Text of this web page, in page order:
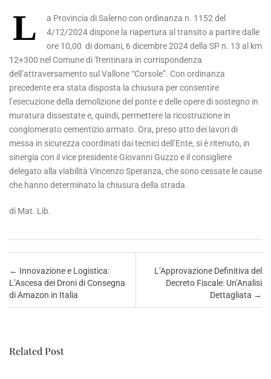
L
a Provincia di Salerno con ordinanza n. 1152 del
4/12/2024 dispone la riapertura al transito a partire dalle
ore 10,00 di domani, 6 dicembre 2024 della SP n. 13 al km
12+300 nel Comune di Trentinara in corrispondenza
dell’attraversamento sul Vallone “Corsole”. Con ordinanza
precedente era stata disposta la chiusura per consentire
l’esecuzione della demolizione del ponte e delle opere di sostegno in
muratura dissestate e, quindi, permettere la ricostruzione in
conglomerato cementizio armato. Ora, preso atto dei lavori di
messa in sicurezza coordinati dai tecnici dell’Ente, si è ritenuto, in
sinergia con il vice presidente Giovanni Guzzo e il consigliere
delegato alla viabilità Vincenzo Speranza, che sono cessate le cause
che hanno determinato la chiusura della strada.
di Mat. Lib.
Post navigation
← Innovazione e Logistica:
L’Ascesa dei Droni di Consegna
di Amazon in Italia
L’Approvazione Definitiva del
Decreto Fiscale: Un’Analisi
Dettagliata →
Related Post